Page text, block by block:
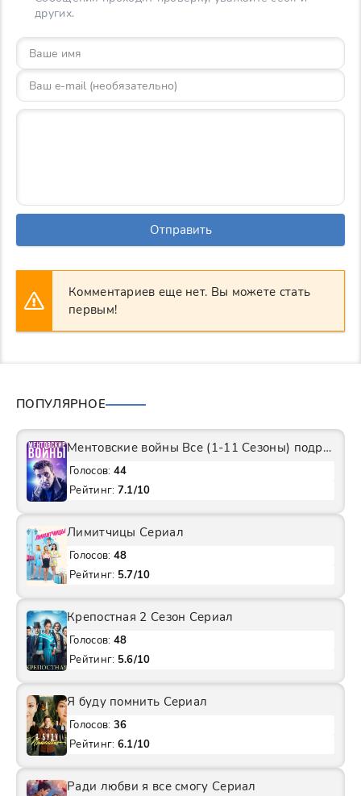
других.
Отправить
Комментариев еще нет. Вы можете стать
первым!
ПОПУЛЯРНОЕ
Ментовские войны Все (1-11 Сезоны) подряд Сериал
Голосов: 44
Рейтинг: 7.1/10
Лимитчицы Сериал
Голосов: 48
Рейтинг: 5.7/10
Крепостная 2 Сезон Сериал
Голосов: 48
Рейтинг: 5.6/10
Я буду помнить Сериал
Голосов: 36
Рейтинг: 6.1/10
Ради любви я все смогу Сериал